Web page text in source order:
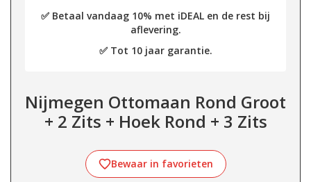
✅ Betaal vandaag 10% met iDEAL en de rest bij
aflevering.
✅ Tot 10 jaar garantie.
Nijmegen Ottomaan Rond Groot
+ 2 Zits + Hoek Rond + 3 Zits
Bewaar in favorieten